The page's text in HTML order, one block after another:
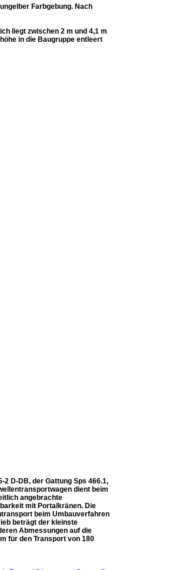
Farbgebung. Nach
liegt zwischen 2 m und 4,1 m
in die Baugruppe entleert
D-DB, der Gattung Sps 466.1,
dient beim
angebrachte
mit Portalkränen. Die
beim Umbauverfahren
beträgt der kleinste
Abmessungen auf die
für den Transport von 180